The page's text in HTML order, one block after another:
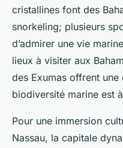
cristallines font des
snorkeling; plusieurs
d’admirer une vie
lieux à visiter aux
des Exumas offrent
biodiversité marine est
Pour une immersion
Nassau, la capitale